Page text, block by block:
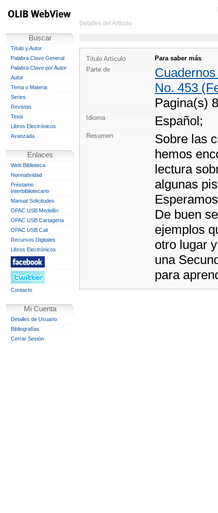
Buscar
Título y Autor
Palabra Clave General
Palabra Clave por Autor
Autor
Tema o Materia
Series
Revistas
Tesis
Libros Electrónicos
Avanzada
Enlaces
Web Biblioteca
Normatividad
Préstamo
Interbibliotecario
Manual Solicitudes
OPAC USB Medellín
OPAC USB Cartagena
OPAC USB Cali
Recursos Digitales
Libros Electrónicos
Contacto
Mi Cuenta
Detalles de Usuario
Bibliografías
Cerrar Sesión
Detalles del Artículo
Título Artículo
Para saber más
Parte de
No. 453
Pagina(s)
Idioma Español;
Resumen
Sobre las
hemos
lectura
algunas
De buen
ejemplos
otro lugar
una
para